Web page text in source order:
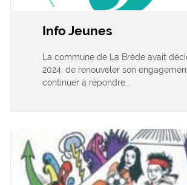
Info Jeunes
La commune de La Brède avait
2024, de renouveler son
continuer à répondre...